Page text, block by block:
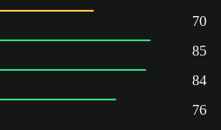
70
85
84
76